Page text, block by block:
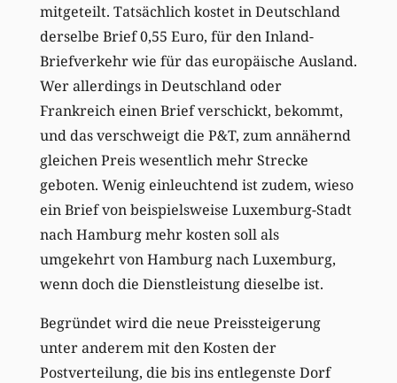
mitgeteilt. Tatsächlich kostet in Deutschland
derselbe Brief 0,55 Euro, für den Inland-
Briefverkehr wie für das europäische Ausland.
Wer allerdings in Deutschland oder
Frankreich einen Brief verschickt, bekommt,
und das verschweigt die P&T, zum annähernd
gleichen Preis wesentlich mehr Strecke
geboten. Wenig einleuchtend ist zudem, wieso
ein Brief von beispielsweise Luxemburg-Stadt
nach Hamburg mehr kosten soll als
umgekehrt von Hamburg nach Luxemburg,
wenn doch die Dienstleistung dieselbe ist.
Begründet wird die neue Preissteigerung
unter anderem mit den Kosten der
Postverteilung, die bis ins entlegenste Dorf